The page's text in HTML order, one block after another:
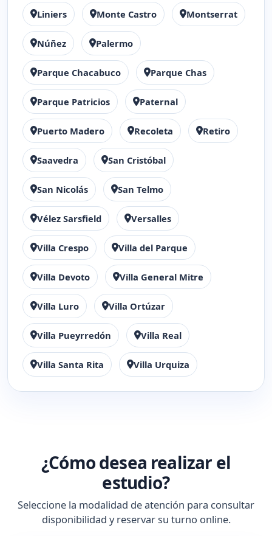
Liniers Monte Castro Montserrat
Núñez Palermo
Parque Chacabuco Parque Chas
Parque Patricios Paternal
Puerto Madero Recoleta Retiro
Saavedra San Cristóbal
San Nicolás San Telmo
Vélez Sarsfield Versalles
Villa Crespo Villa del Parque
Villa Devoto Villa General Mitre
Villa Luro Villa Ortúzar
Villa Pueyrredón Villa Real
Villa Santa Rita Villa Urquiza
¿Cómo desea realizar el
estudio?
Seleccione la modalidad de atención para consultar
disponibilidad y reservar su turno online.